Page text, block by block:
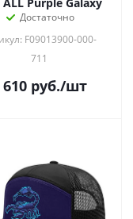
Достаточно
F09013900-000-
711
руб./шт